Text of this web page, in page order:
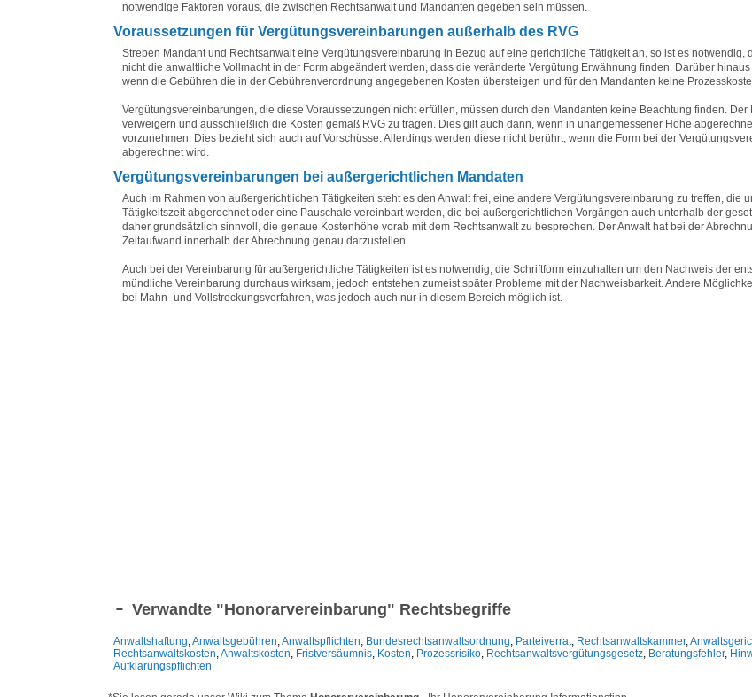
notwendige Faktoren voraus, die zwischen Rechtsanwalt und Mandanten gegeben sein müssen.
Voraussetzungen für Vergütungsvereinbarungen außerhalb des RVG
Streben Mandant und Rechtsanwalt eine Vergütungsvereinbarung in Bezug auf eine gerichtliche Tätigkeit an, so ist es
nicht die anwaltliche Vollmacht in der Form abgeändert werden, dass die veränderte Vergütung Erwähnung finden. Darüber
wenn die Gebühren die in der Gebührenverordnung angegebenen Kosten übersteigen und für den Mandanten keine
Vergütungsvereinbarungen, die diese Voraussetzungen nicht erfüllen, müssen durch den Mandanten keine Beachtung finden.
verweigern und ausschließlich die Kosten gemäß RVG zu tragen. Dies gilt auch dann, wenn in unangemessener Höhe
vorzunehmen. Dies bezieht sich auch auf Vorschüsse. Allerdings werden diese nicht berührt, wenn die Form bei der
abgerechnet wird.
Vergütungsvereinbarungen bei außergerichtlichen Mandaten
Auch im Rahmen von außergerichtlichen Tätigkeiten steht es den Anwalt frei, eine andere Vergütungsvereinbarung zu treffen, die
Tätigkeitszeit abgerechnet oder eine Pauschale vereinbart werden, die bei außergerichtlichen Vorgängen auch unterhalb der
daher grundsätzlich sinnvoll, die genaue Kostenhöhe vorab mit dem Rechtsanwalt zu besprechen. Der Anwalt hat bei der
Zeitaufwand innerhalb der Abrechnung genau darzustellen.
Auch bei der Vereinbarung für außergerichtliche Tätigkeiten ist es notwendig, die Schriftform einzuhalten um den Nachweis der
mündliche Vereinbarung durchaus wirksam, jedoch entstehen zumeist später Probleme mit der Nachweisbarkeit. Andere
bei Mahn- und Vollstreckungsverfahren, was jedoch auch nur in diesem Bereich möglich ist.
Verwandte "Honorarvereinbarung" Rechtsbegriffe
Anwaltshaftung,Anwaltsgebühren,Anwaltspflichten, Bundesrechtsanwaltsordnung, Parteiverrat, Rechtsanwaltskammer,
Rechtsanwaltskosten,Anwaltskosten, Fristversäumnis, Kosten, Prozessrisiko, Rechtsanwaltsvergütungsgesetz, Beratungsfehler,
Aufklärungspflichten